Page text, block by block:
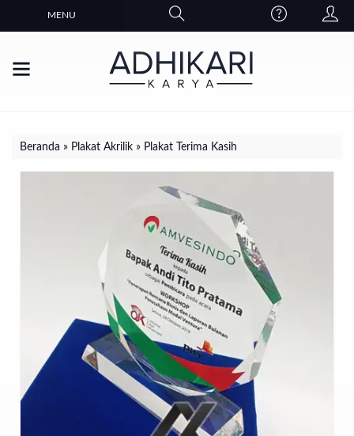
MENU
Beranda » Plakat Akrilik » Plakat Terima Kasih